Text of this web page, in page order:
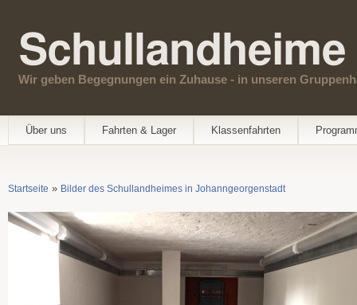
Wir geben Begegnungen ein Zuhause - in unseren
Hauptmenü
Über uns Fahrten & Lager Klassenfahrten
Startseite » Bilder des Schullandheimes in Johanngeorgenstadt